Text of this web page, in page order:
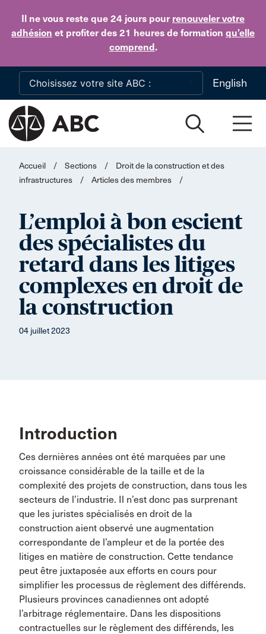
Il ne vous reste que 24 jours pour renouveler votre
adhésion et profiter des 21 heures de formation qu’elle
comprend.
Skip to main content
English
Accueil / Sections /
Droit de la construction et des
infrastructures
/ Articles des membres /
L’emploi à bon escient
des spécialistes du
retard dans les litiges
complexes en droit de
la construction
04 juillet 2023
Introduction
Ces dernières années ont été marquées par une
croissance considérable de la taille et de la
complexité des projets de construction, dans tous les
secteurs de l’industrie. Il n’est donc pas surprenant
que les juristes spécialisés en droit de la
construction aient observé une augmentation
correspondante de l’ampleur et de la portée des
litiges en matière de construction. Cette tendance
peut être juxtaposée aux efforts en cours pour
simplifier les processus de règlement des différends.
Plusieurs provinces canadiennes ont adopté
l’arbitrage réglementaire. Dans les dispositions
contractuelles sur le règlement des différends, les